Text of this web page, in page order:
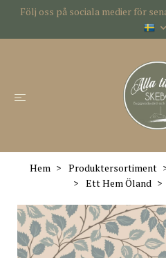
Följ oss på sociala medier för
Hem Produktersortiment
Ett Hem Öland